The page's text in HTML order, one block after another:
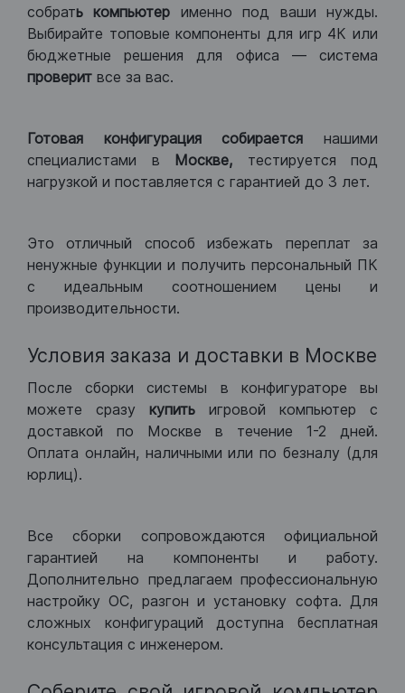
собрать компьютер именно под ваши нужды.
Выбирайте топовые компоненты для игр 4К или
бюджетные решения для офиса — система
проверит все за вас.
Готовая конфигурация собираетсянашими
специалистами в Москве, тестируется под
нагрузкой и поставляется с гарантией до 3 лет.
Это отличный способ избежать переплат за
ненужные функции и получить персональный ПК
с идеальным соотношением цены и
производительности.
Условия заказа и доставки в Москве
После сборки системы в конфигураторе вы
можете сразу купить игровой компьютер с
доставкой по Москве в течение 1-2 дней.
Оплата онлайн, наличными или по безналу (для
юрлиц).
Все сборки сопровождаются официальной
гарантией на компоненты и работу.
Дополнительно предлагаем профессиональную
настройку ОС, разгон и установку софта. Для
сложных конфигураций доступна бесплатная
консультация с инженером.